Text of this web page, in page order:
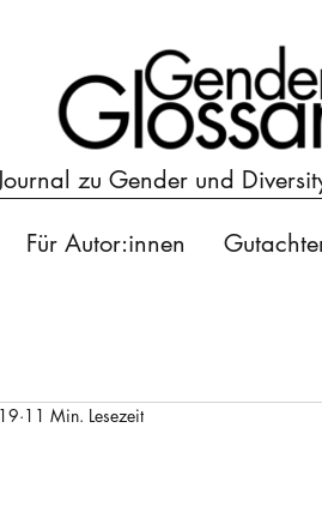
zu Gender und
Für Autor:innen
11 Min. Lesezeit